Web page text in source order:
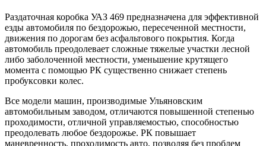
Раздаточная коробка УАЗ 469 предназначена для эффективной
езды автомобиля по бездорожью, пересеченной местности,
движения по дорогам без асфальтового покрытия. Когда
автомобиль преодолевает сложные тяжелые участки лесной
либо заболоченной местности, уменьшение крутящего
момента с помощью РК существенно снижает степень
пробуксовки колес.
Все модели машин, производимые Ульяновским
автомобильным заводом, отличаются повышенной степенью
проходимости, отличной управляемостью, способностью
преодолевать любое бездорожье. РК повышает
маневренность, проходимость авто, позволяя без проблем